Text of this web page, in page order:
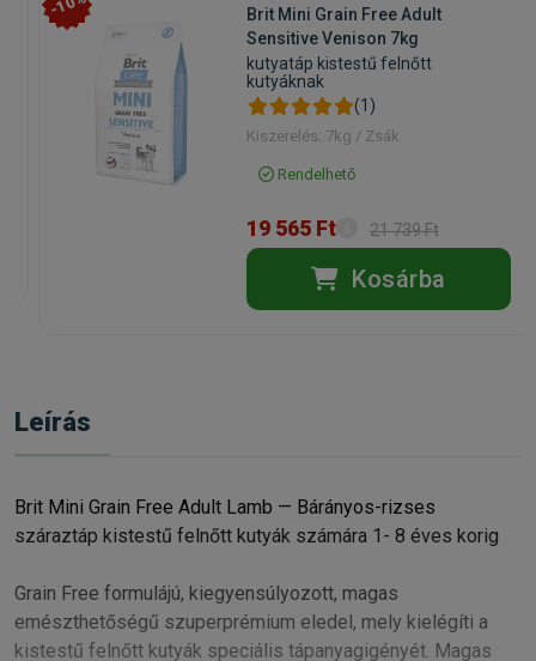
Brit Mini Grain Free Adult
Sensitive Venison 7kg
kutyatáp kistestű felnőtt
kutyáknak
(1)
Kiszerelés: 7kg / Zsák
Rendelhető
19 565 Ft 21 739 Ft
Kosárba
Leírás
Brit Mini Grain Free Adult Lamb — Bárányos-rizses
száraztáp kistestű felnőtt kutyák számára 1- 8 éves korig
Grain Free formulájú, kiegyensúlyozott, magas
emészthetőségű szuperprémium eledel, mely kielégíti a
kistestű felnőtt kutyák speciális tápanyagigényét. Magas